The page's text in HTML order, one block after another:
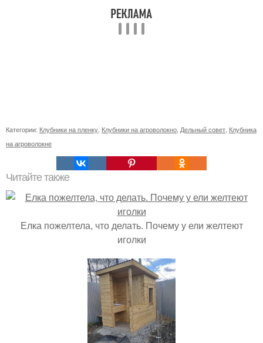
Категории: Клубники на пленку Клубники на агроволокно Дельный совет Клубника
на агроволокне
Читайте также
Елка пожелтела, что делать. Почему у ели желтеют
иголки